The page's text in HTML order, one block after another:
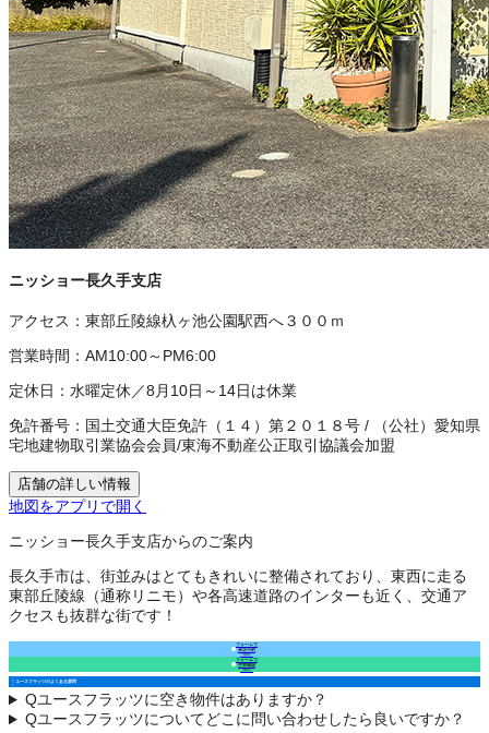
ニッショー長久手支店
アクセス： 東部丘陵線杁ヶ池公園駅西へ３００ｍ
営業時間： AM10:00～PM6:00
定休日： 水曜定休／8月10日～14日は休業
免許番号： 国土交通大臣免許（１４）第２０１８号 /
（公社）愛知県
宅地建物取引業協会会員/東海不動産公正取引協議会加盟
店舗の詳しい情報
地図をアプリで開く
ニッショー長久手支店からのご案内
長久手市は、街並みはとてもきれいに整備されており、東西に走る
東部丘陵線（通称リニモ）や各高速道路のインターも近く、交通ア
クセスも抜群な街です！
フォームで
来店予約
（無料）
フォームで
空室確認
（無料）
ユースフラッツのよくある質問
Qユースフラッツに空き物件はありますか？
Qユースフラッツについてどこに問い合わせしたら良いですか？